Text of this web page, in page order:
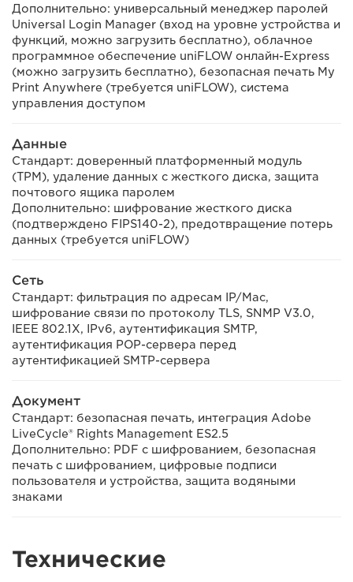
Дополнительно: универсальный менеджер паролей
Universal Login Manager (вход на уровне устройства и
функций, можно загрузить бесплатно), облачное
программное обеспечение uniFLOW онлайн-Express
(можно загрузить бесплатно), безопасная печать My
Print Anywhere (требуется uniFLOW), система
управления доступом
Данные
Стандарт: доверенный платформенный модуль
(TPM), удаление данных с жесткого диска, защита
почтового ящика паролем
Дополнительно: шифрование жесткого диска
(подтверждено FIPS140-2), предотвращение потерь
данных (требуется uniFLOW)
Сеть
Стандарт: фильтрация по адресам IP/Mac,
шифрование связи по протоколу TLS, SNMP V3.0,
IEEE 802.1X, IPv6, аутентификация SMTP,
аутентификация POP-сервера перед
аутентификацией SMTP-сервера
Документ
Стандарт: безопасная печать, интеграция Adobe
LiveCycle® Rights Management ES2.5
Дополнительно: PDF с шифрованием, безопасная
печать с шифрованием, цифровые подписи
пользователя и устройства, защита водяными
знаками
Технические